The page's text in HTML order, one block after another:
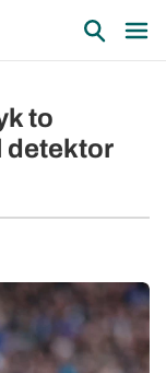
to
detektor